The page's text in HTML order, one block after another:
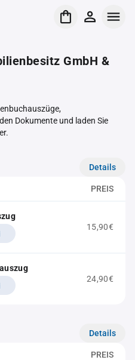
GmbH &
Dokumente und laden Sie
Details
PREIS
15,90€
24,90€
Details
PREIS